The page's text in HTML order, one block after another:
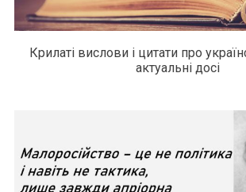
Крилаті вислови і цитати про
актуальні досі